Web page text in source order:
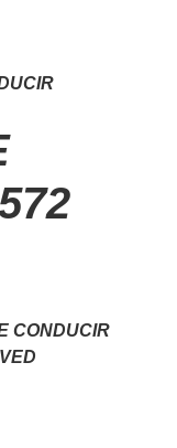
CONDUCIR